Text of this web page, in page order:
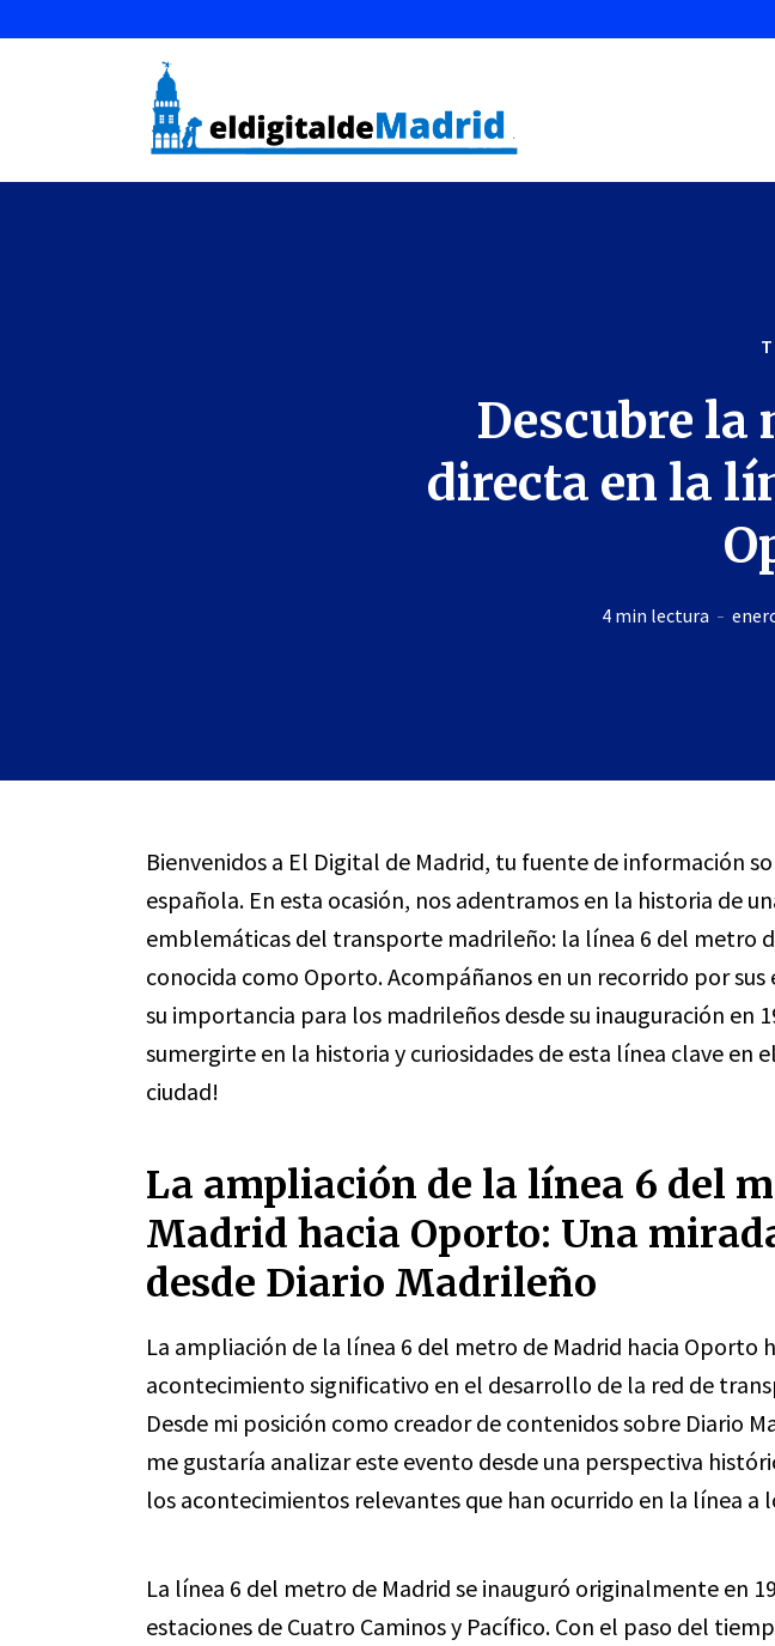
Descubre la
directa en la
4 min lectura
Bienvenidos a El Digital de Madrid, tu fuente de información
española. En esta ocasión, nos adentramos en la historia de
emblemáticas del transporte madrileño: la línea 6 del metro
conocida como Oporto. Acompáñanos en un recorrido por sus
su importancia para los madrileños desde su inauguración en
sumergirte en la historia y curiosidades de esta línea clave en
ciudad!
La ampliación de la línea 6 del
Madrid hacia Oporto: Una
desde Diario Madrileño
La ampliación de la línea 6 del metro de Madrid hacia Oporto
acontecimiento significativo en el desarrollo de la red de
Desde mi posición como creador de contenidos sobre Diario
me gustaría analizar este evento desde una perspectiva
los acontecimientos relevantes que han ocurrido en la línea a
La línea 6 del metro de Madrid se inauguró originalmente en
estaciones de Cuatro Caminos y Pacífico. Con el paso del